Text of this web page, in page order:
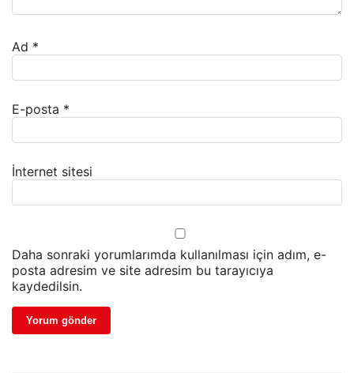
Ad *
E-posta *
İnternet sitesi
Daha sonraki yorumlarımda kullanılması için adım, e-
posta adresim ve site adresim bu tarayıcıya
kaydedilsin.